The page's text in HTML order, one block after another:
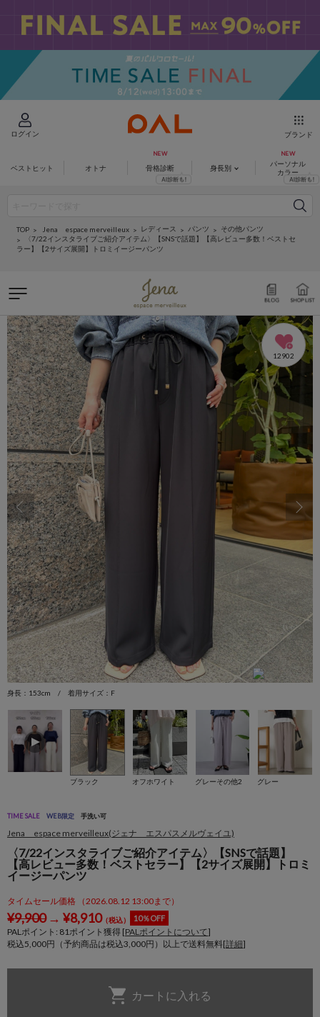
ログイン ブランド
ベストヒット オトナ 骨格診断 身長別
パーソナル
カラー
TOP Jena espace merveilleux レディース パンツ
その他パンツ
〈7/22インスタライブご紹介アイテム〉【SNSで話題】【高レビュー多数！ベストセ
ラー】【2サイズ展開】トロミイージーパンツ
12902
身長：153cm / 着用サイズ：F
ブラック オフホワイト グレーその他2 グレー
TIME SALE WEB限定 手洗い可
Jena espace merveilleux(ジェナ エスパスメルヴェイユ)
〈7/22インスタライブご紹介アイテム〉【SNSで話題】
【高レビュー多数！ベストセラー】【2サイズ展開】トロミ
イージーパンツ
タイムセール価格 （2026.08.12 13:00まで）
¥9,900→ ¥8,910（税込） 10％OFF
PALポイント: 81 ポイント獲得 [PALポイントについて]
税込5,000円（予約商品は税込3,000円）以上で送料無料[詳細]